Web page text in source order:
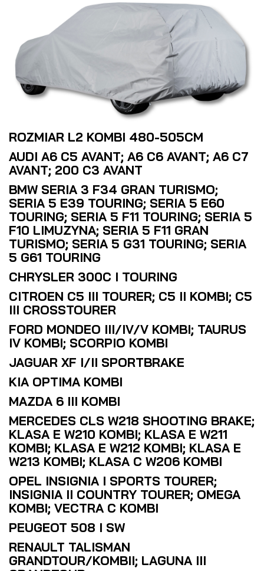
ROZMIAR L2 KOMBI 480-505CM
AUDI A6 C5 AVANT; A6 C6 AVANT; A6 C7
AVANT; 200 C3 AVANT
BMW SERIA 3 F34 GRAN TURISMO;
SERIA 5 E39 TOURING; SERIA 5 E60
TOURING; SERIA 5 F11 TOURING; SERIA 5
F10 LIMUZYNA; SERIA 5 F11 GRAN
TURISMO; SERIA 5 G31 TOURING; SERIA
5 G61 TOURING
CHRYSLER 300C I TOURING
CITROEN C5 III TOURER; C5 II KOMBI; C5
III CROSSTOURER
FORD MONDEO III/IV/V KOMBI; TAURUS
IV KOMBI; SCORPIO KOMBI
JAGUAR XF I/II SPORTBRAKE
KIA OPTIMA KOMBI
MAZDA 6 III KOMBI
MERCEDES CLS W218 SHOOTING BRAKE;
KLASA E W210 KOMBI; KLASA E W211
KOMBI; KLASA E W212 KOMBI; KLASA E
W213 KOMBI; KLASA C W206 KOMBI
OPEL INSIGNIA I SPORTS TOURER;
INSIGNIA II COUNTRY TOURER; OMEGA
KOMBI; VECTRA C KOMBI
PEUGEOT 508 I SW
RENAULT TALISMAN
GRANDTOUR/KOMBII; LAGUNA III